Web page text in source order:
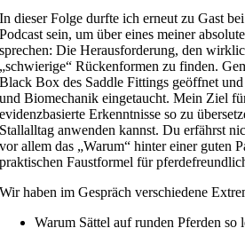
In dieser Folge durfte ich erneut zu Gast
Podcast sein, um über eines meiner
sprechen: Die Herausforderung, den
„schwierige“ Rückenformen zu finden.
Black Box des Saddle Fittings geöffnet
und Biomechanik eingetaucht. Mein Ziel
evidenzbasierte Erkenntnisse so zu
Stallalltag anwenden kannst. Du erfährst
vor allem das „Warum“ hinter einer guten
praktischen Faustformel für
Wir haben im Gespräch verschiedene
Warum Sättel auf runden Pferden so